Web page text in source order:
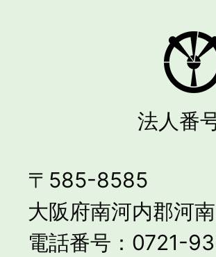
法人番
〒585-8585
大阪府南河内郡河
電話番号：0721-